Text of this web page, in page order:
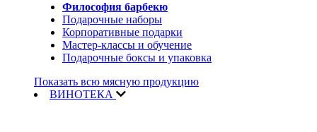
Философия барбекю
Подарочные наборы
Корпоративные подарки
Мастер-классы и обучение
Подарочные боксы и упаковка
Показать всю мясную продукцию
ВИНОТЕКА